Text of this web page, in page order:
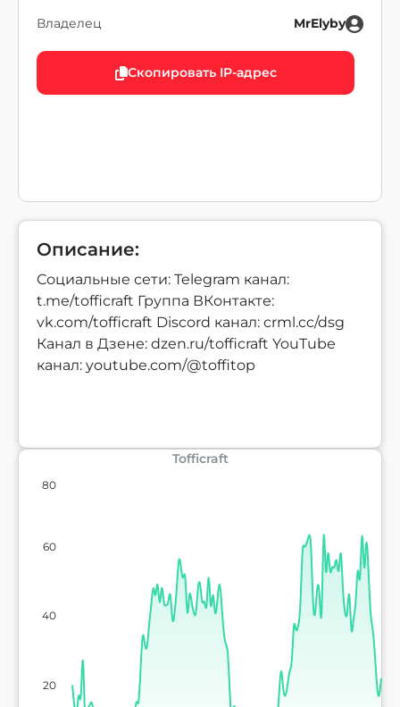
Владелец MrElyby
Скопировать IP-адрес
Описание:
Социальные сети: Telegram канал:
t.me/tofficraft Группа ВКонтакте:
vk.com/tofficraft Discord канал: crml.cc/dsg
Канал в Дзене: dzen.ru/tofficraft YouTube
канал: youtube.com/@toffitop
Tofficraft
20
40
60
80